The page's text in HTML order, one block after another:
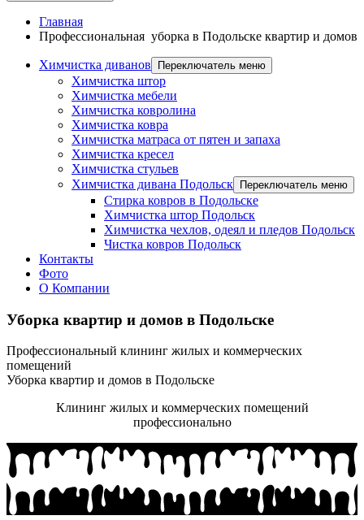
Главная
Профессиональная уборка в Подольске квартир и домов
Химчистка диванов Переключатель меню
Химчистка штор
Химчистка мебели
Химчистка ковролина
Химчистка ковра
Химчистка матраса от пятен и запаха
Химчистка кресел
Химчистка стульев
Химчистка дивана Подольск
Переключатель меню
Стирка ковров в Подольске
Химчистка штор Подольск
Химчистка чехлов, одеял и пледов Подольск
Чистка ковров Подольск
Контакты
Фото
О Компании
Уборка квартир и домов в Подольске
Профессиональный клининг жилых и коммерческих
помещений
Уборка квартир и домов в Подольске
Клининг жилых и коммерческих помещений
профессионально